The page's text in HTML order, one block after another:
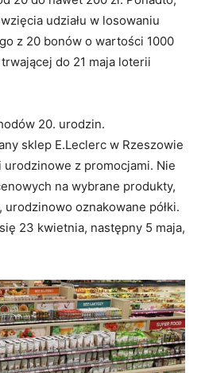
udziału w losowaniu
z 20 bonów o wartości 1000
do 21 maja loterii
20. urodzin.
sklep E.Leclerc w Rzeszowie
urodzinowe z promocjami. Nie
na wybrane produkty,
oznakowane półki.
23 kwietnia, następny 5 maja,